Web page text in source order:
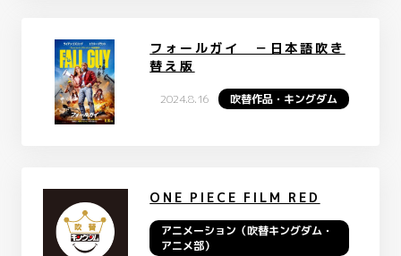
フォールガイ －日本語吹き
替え版
吹替作品・キングダム
2024.8.16
ONE PIECE FILM RED
アニメーション（吹替キングダム・
アニメ部）